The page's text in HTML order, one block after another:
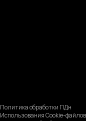
Политика обработки ПДн
Использования Cookie-файлов